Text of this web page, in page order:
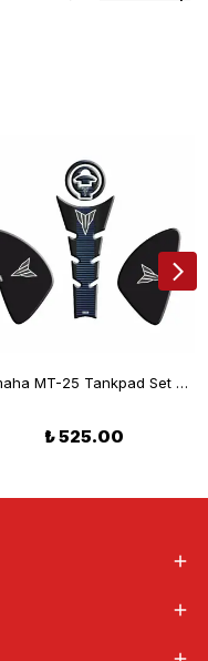
Yamaha MT-25 Tankpad Set Siyah Mavi 2014-2019
₺ 525.00